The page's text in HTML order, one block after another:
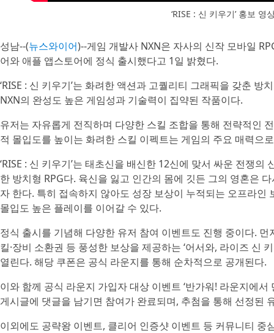
‘RISE : 신 키우기’ 홍보 영
성남--(뉴스와이어)--게임 개발사 NXN은 자사의 신작 모바일
어와 애플 앱스토어에 정식 출시했다고 1일 밝혔다.
‘RISE : 신 키우기’는 화려한 액션과 고퀄리티 그래픽을 갖춘 방
NXN의 완성도 높은 게임성과 기술력이 집약된 작품이다.
유저는 자유롭게 전직하며 다양한 스킬 조합을 통해 전략적인
적 몰입도를 높이는 화려한 스킬 이펙트는 게임의 주요 매력으
‘RISE : 신 키우기’는 태초신을 배신한 12신에 맞서 싸운 전쟁의
한 방치형 RPG다. 육신을 잃고 인간의 몸에 깃든 그의 영혼은
자 한다. 특히 접속하지 않아도 성장 보상이 누적되는 오프라인
몰입도 높은 플레이를 이어갈 수 있다.
정식 출시를 기념해 다양한 유저 참여 이벤트도 진행 중이다.
킬·장비 소환권 등 풍성한 보상을 제공하는 ‘어서와, 라이즈 신
열린다. 해당 쿠폰은 공식 라운지를 통해 순차적으로 공개된다.
이와 함께 공식 라운지 가입자 대상 이벤트 ‘반가워! 라운지에서
게시글에 댓글을 남기면 참여가 완료되며, 추첨을 통해 선정된
이외에도 공략왕 이벤트, 클리어 인증샷 이벤트 등 커뮤니티 중